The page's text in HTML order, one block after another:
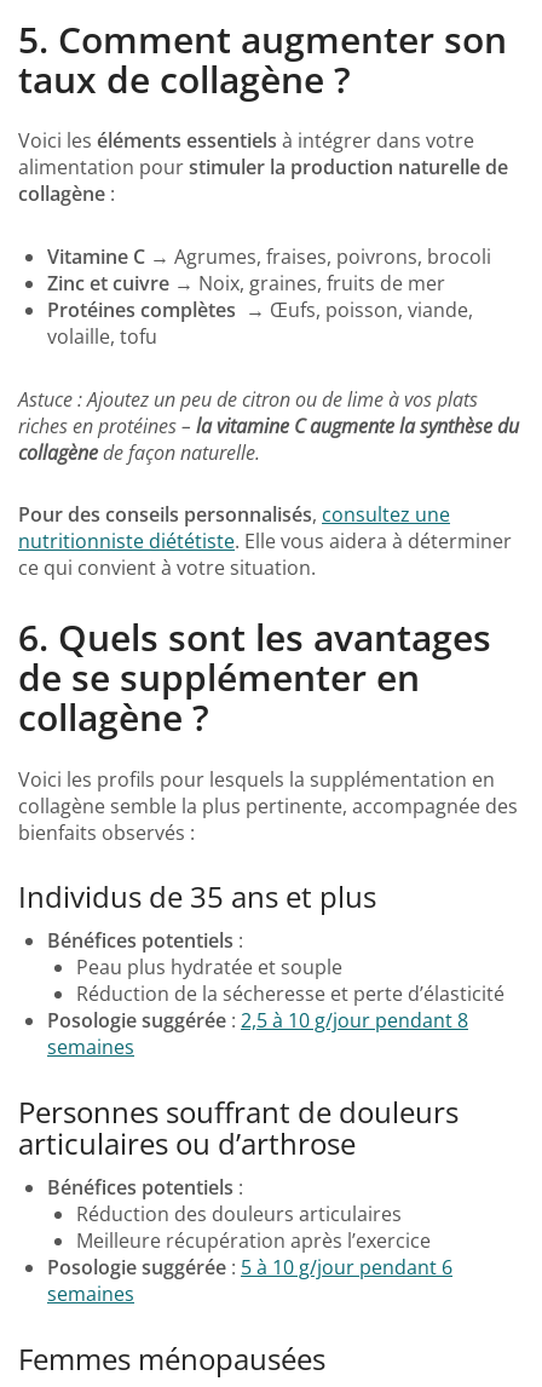
5. Comment augmenter son
taux de collagène ?
Voici les éléments essentiels à intégrer dans votre
alimentation pourstimuler la production naturelle de
collagène :
Vitamine C → Agrumes, fraises, poivrons, brocoli
Zinc et cuivre → Noix, graines, fruits de mer
Protéines complètes → Œufs, poisson, viande,
volaille, tofu
Astuce : Ajoutez un peu de citron ou de lime à vos plats
riches en protéines – la vitamine C augmente la synthèse du
collagènede façon naturelle.
Pour des conseils personnalisés, consultez une
nutritionniste diététiste. Elle vous aidera à déterminer
ce qui convient à votre situation.
6. Quels sont les avantages
de se supplémenter en
collagène ?
Voici les profils pour lesquels la supplémentation en
collagène semble la plus pertinente, accompagnée des
bienfaits observés :
Individus de 35 ans et plus
Bénéfices potentiels :
Peau plus hydratée et souple
Réduction de la sécheresse et perte d’élasticité
Posologie suggérée : 2,5 à 10 g/jour pendant 8
semaines
Personnes souffrant de douleurs
articulaires ou d’arthrose
Bénéfices potentiels :
Réduction des douleurs articulaires
Meilleure récupération après l’exercice
Posologie suggérée : 5 à 10 g/jour pendant 6
semaines
Femmes ménopausées